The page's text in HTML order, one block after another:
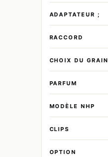
ADAPTATEUR ;
RACCORD
CHOIX DU GRAIN
PARFUM
MODÈLE NHP
CLIPS
OPTION